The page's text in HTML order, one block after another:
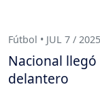
Fútbol • JUL 7 / 2025
Nacional
delantero